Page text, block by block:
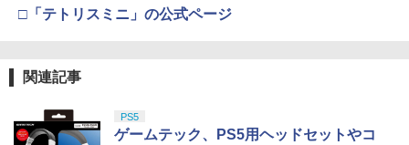
□「テトリスミニ」の公式ページ
関連記事
PS5
ゲームテック、PS5用ヘッドセットやコ